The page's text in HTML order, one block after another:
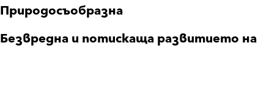
Природосъобразна
Безвредна и потискаща развитието